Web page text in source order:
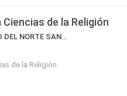
de la Religión
UNSTA UNIVERSIDAD DEL NORTE SANTO TOMÁS DE AQUINO
de la Religión